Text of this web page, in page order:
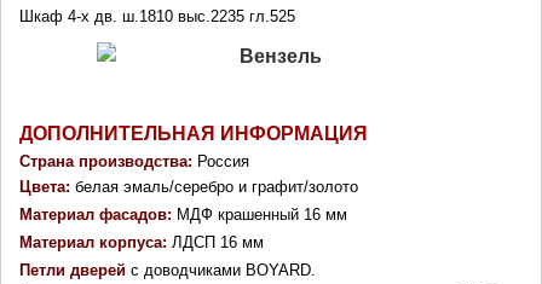
Шкаф 4-х дв. ш.1810 выс.2235 гл.525
ДОПОЛНИТЕЛЬНАЯ ИНФОРМАЦИЯ
Страна производства: Россия
Цвета: белая эмаль/серебро и графит/золото
Материал фасадов: МДФ крашенный 16 мм
Материал корпуса: ЛДСП 16 мм
Петли дверей с доводчиками BOYARD.